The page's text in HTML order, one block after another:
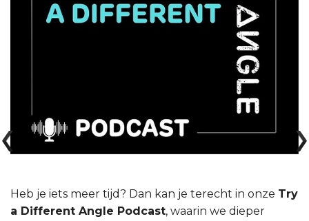
Heb je iets meer tijd? Dan kan je terecht in onze Try
a Different Angle Podcast, waarin we dieper